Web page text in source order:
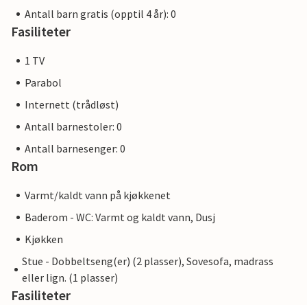
Antall barn gratis (opptil 4 år): 0
Fasiliteter
1 TV
Parabol
Internett (trådløst)
Antall barnestoler: 0
Antall barnesenger: 0
Rom
Varmt/kaldt vann på kjøkkenet
Baderom - WC: Varmt og kaldt vann, Dusj
Kjøkken
Stue - Dobbeltseng(er) (2 plasser), Sovesofa, madrass
eller lign. (1 plasser)
Fasiliteter